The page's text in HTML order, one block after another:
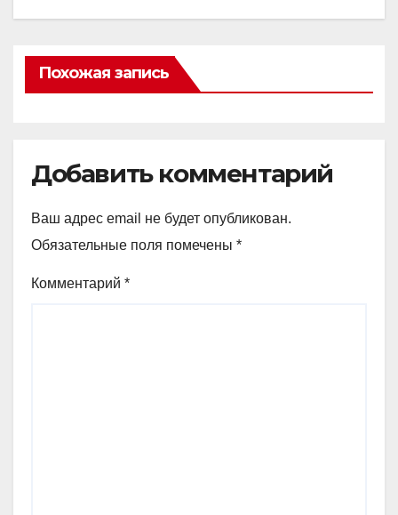
Похожая запись
Добавить комментарий
Ваш адрес email не будет опубликован.
Обязательные поля помечены *
Комментарий *